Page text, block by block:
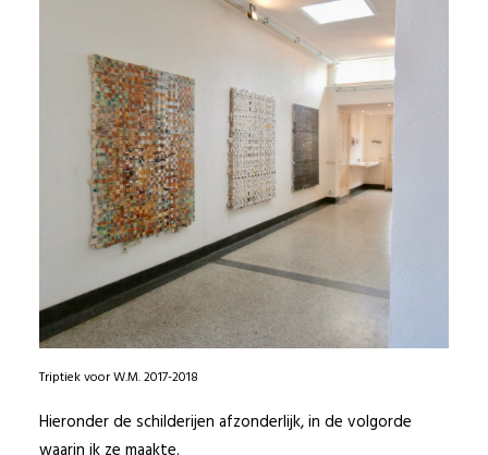
Triptiek voor W.M. 2017-2018
Hieronder de schilderijen afzonderlijk, in de volgorde